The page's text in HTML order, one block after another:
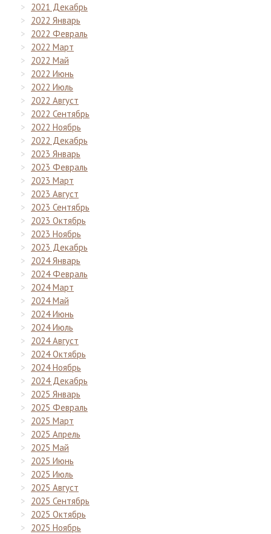
2021 Декабрь
2022 Январь
2022 Февраль
2022 Март
2022 Май
2022 Июнь
2022 Июль
2022 Август
2022 Сентябрь
2022 Ноябрь
2022 Декабрь
2023 Январь
2023 Февраль
2023 Март
2023 Август
2023 Сентябрь
2023 Октябрь
2023 Ноябрь
2023 Декабрь
2024 Январь
2024 Февраль
2024 Март
2024 Май
2024 Июнь
2024 Июль
2024 Август
2024 Октябрь
2024 Ноябрь
2024 Декабрь
2025 Январь
2025 Февраль
2025 Март
2025 Апрель
2025 Май
2025 Июнь
2025 Июль
2025 Август
2025 Сентябрь
2025 Октябрь
2025 Ноябрь